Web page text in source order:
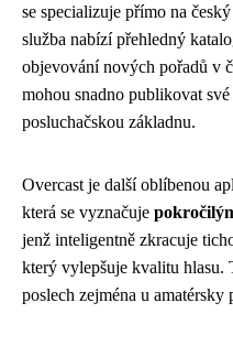
se specializuje přímo na
služba nabízí přehledný
objevování nových pořadů v
mohou snadno publikovat
posluchačskou základnu.
Overcast je další oblíbenou
která se vyznačuje
jenž inteligentně zkracuje
který vylepšuje kvalitu hlasu.
poslech zejména u